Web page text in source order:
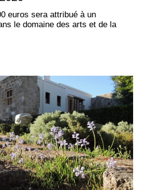
euros sera attribué à un
le domaine des arts et de la